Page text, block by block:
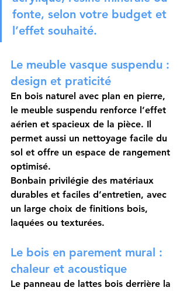
fonte, selon votre budget et
l’effet souhaité.
Le meuble vasque suspendu :
design et praticité
En bois naturel avec plan en pierre,
le meuble suspendu renforce l’effet
aérien et spacieux de la pièce. Il
permet aussi un nettoyage facile du
sol et offre un espace de rangement
optimisé.
Bonbain privilégie des matériaux
durables et faciles d’entretien, avec
un large choix de finitions bois,
laquées ou texturées.
Le bois en parement mural :
chaleur et acoustique
Le panneau de lattes bois derrière la